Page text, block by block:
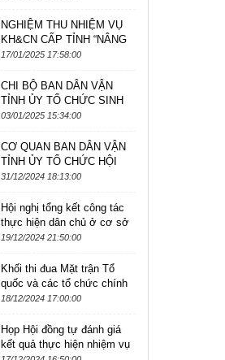
2025 TẠI HUYỆN BÌNH
LIÊU
NGHIỆM THU NHIỆM VỤ
KH&CN CẤP TỈNH “NÂNG
CAO CHẤT LƯỢNG, HIỆU
Ở CẤP XÃ TRÊN ĐỊA...
17/01/2025 17:58:00
CHI BỘ BAN DÂN VẬN
TỈNH ỦY TỔ CHỨC SINH
HOẠT THƯỜNG KỲ
03/01/2025 15:34:00
CƠ QUAN BAN DÂN VẬN
TỈNH ỦY TỔ CHỨC HỘI
NGHỊ CÁN BỘ, CÔNG
NĂM 2025
31/12/2024 18:13:00
Hội nghị tổng kết công tác
thực hiện dân chủ ở cơ sở
năm 2024, triển khai nhiệm
19/12/2024 21:50:00
Khối thi đua Mặt trận Tổ
quốc và các tổ chức chính
trị - xã hội tỉnh tổng kết công
18/12/2024 17:00:00
Họp Hội đồng tự đánh giá
kết quả thực hiện nhiệm vụ